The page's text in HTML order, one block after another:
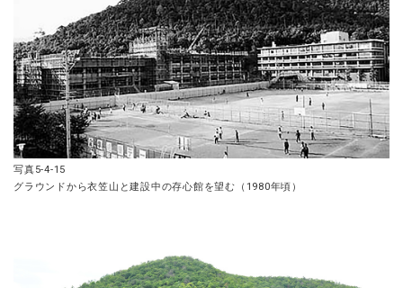
写真5-4-15
グラウンドから衣笠山と建設中の存心館を望む（1980年頃）